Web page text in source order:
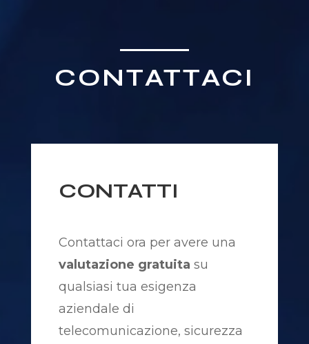
CONTATTACI
CONTATTI
Contattaci ora per avere una
valutazione gratuita su
qualsiasi tua esigenza
aziendale di
telecomunicazione, sicurezza